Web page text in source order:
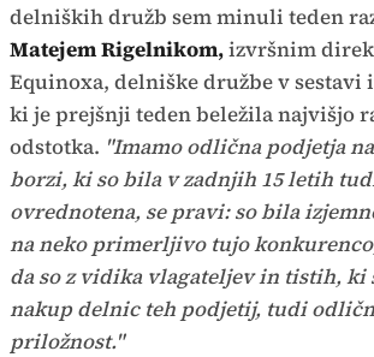
delniških družb sem minuli teden
Matejem Rigelnikom,izvršnim
Equinoxa, delniške družbe v sestavi
ki je prejšnji teden beležila najvišjo
odstotka. "Imamo odlična podjetja
borzi, ki so bila v zadnjih 15 letih
ovrednotena, se pravi: so bila
na neko primerljivo tujo
da so z vidika vlagateljev in tistih, ki
nakup delnic teh podjetij, tudi
priložnost."